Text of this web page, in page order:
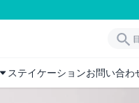
ステイケーションお問い合わ